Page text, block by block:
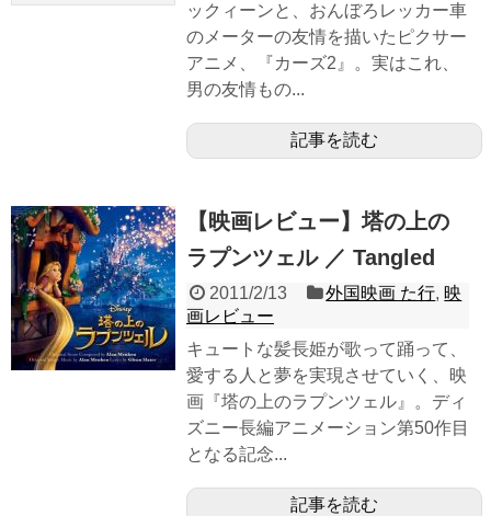
ックィーンと、おんぼろレッカー車
のメーターの友情を描いたピクサー
アニメ、『カーズ2』。実はこれ、
男の友情もの...
記事を読む
【映画レビュー】塔の上の
ラプンツェル ／ Tangled
2011/2/13 外国映画 た行, 映
画レビュー
キュートな髪長姫が歌って踊って、
愛する人と夢を実現させていく、映
画『塔の上のラプンツェル』。ディ
ズニー長編アニメーション第50作目
となる記念...
記事を読む